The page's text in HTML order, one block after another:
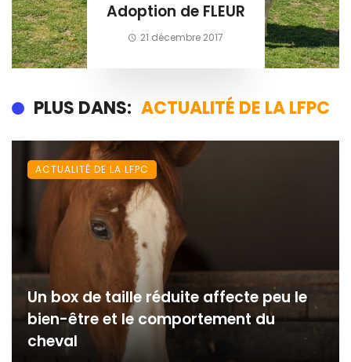
Adoption de FLEUR
21 décembre 2017
PLUS DANS: ACTUALITÉ DE LA LFPC
Un box de taille réduite affecte peu le
bien-être et le comportement du
cheval
ACTUALITÉ DE LA LFPC